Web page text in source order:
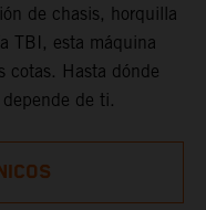
de chasis, horquilla
TBI, esta máquina
cotas. Hasta dónde
de ti.